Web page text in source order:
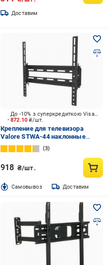
Доставим
872.10₴/шт.
До -10% з суперкредиткою Visa Вигода
Крепление для телевизора
Valore STWA-44 наклонные
36"-75" черный
3
918 ₴/шт.
Cамовывоз Доставим